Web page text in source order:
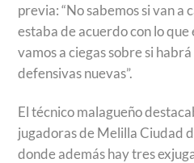
previa: “No sabemos si van a
estaba de acuerdo con lo
vamos a ciegas sobre si
defensivas nuevas”.
El técnico malagueño
jugadoras de Melilla Ciudad
donde además hay tres